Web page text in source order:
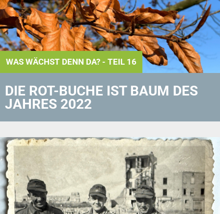
WAS WÄCHST DENN DA? - TEIL 16
DIE ROT-BUCHE IST BAUM DES
JAHRES 2022